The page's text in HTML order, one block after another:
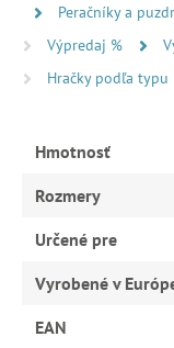
Peračníky a
Výpredaj %
Hračky podľa typu
Hmotnosť
Rozmery
Určené pre
Vyrobené v
EAN